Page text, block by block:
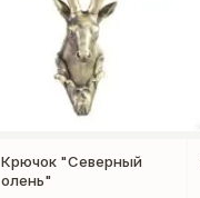
Крючок "Северный
олень"